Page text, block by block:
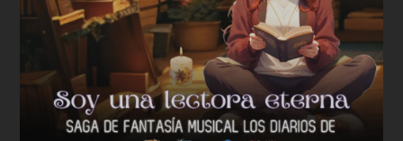
Añadir al carrito